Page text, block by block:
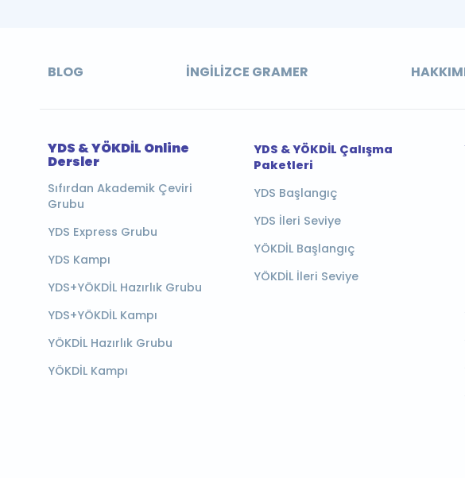
BLOG İNGILIZCE GRAMER
YDS & YÖKDİL Online
Dersler
Sıfırdan Akademik Çeviri
Grubu
YDS Express Grubu
YDS Kampı
YDS+YÖKDİL Hazırlık Grubu
YDS+YÖKDİL Kampı
YÖKDİL Hazırlık Grubu
YÖKDİL Kampı
YDS & YÖKDİL Çalışma
Paketleri
YDS Başlangıç
YDS İleri Seviye
YÖKDİL Başlangıç
YÖKDİL İleri Seviye